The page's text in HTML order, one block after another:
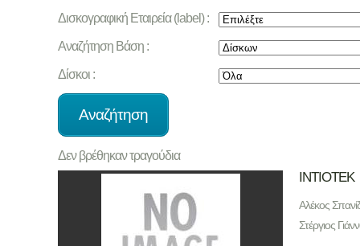
Δισκογραφική Εταιρεία (label) :
Αναζήτηση Βάση :
Δίσκοι :
Δεν βρέθηκαν τραγούδια
ΙΝΤΙΟΤΕΚ
Αλέκος
Στέργιος